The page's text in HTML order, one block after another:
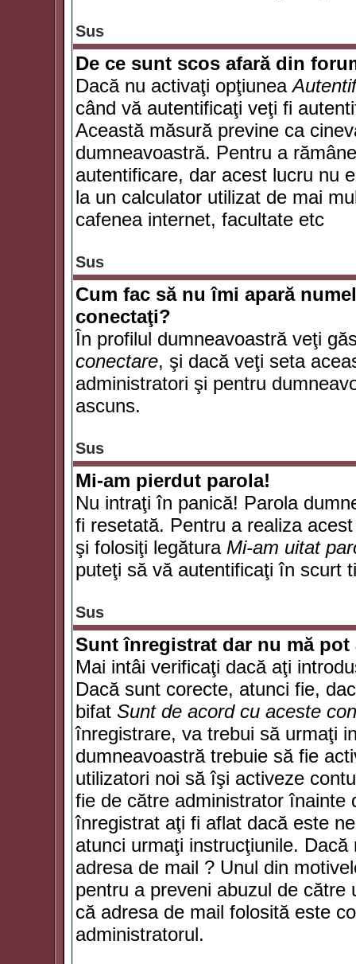
Sus
De ce sunt scos afară din
Dacă nu activaţi opţiunea
când vă autentificaţi veţi fi
Această măsură previne ca
dumneavoastră. Pentru a
autentificare, dar acest lucru nu
la un calculator utilizat de mai
cafenea internet, facultate etc
Sus
Cum fac să nu îmi apară
conectaţi?
În profilul dumneavoastră veţi
conectare, şi dacă veţi seta
administratori şi pentru
ascuns.
Sus
Mi-am pierdut parola!
Nu intraţi în panică! Parola
fi resetată. Pentru a realiza
şi folosiţi legătura Mi-am uitat
puteţi să vă autentificaţi în scurt
Sus
Sunt înregistrat dar nu mă
Mai intâi verificaţi dacă aţi
Dacă sunt corecte, atunci fie,
bifat Sunt de acord cu aceste
înregistrare, va trebui să urmaţi
dumneavoastră trebuie să fie
utilizatori noi să îşi activeze
fie de către administrator înainte
înregistrat aţi fi aflat dacă este
atunci urmaţi instrucţiunile.
adresa de mail ? Unul din
pentru a preveni abuzul de către
că adresa de mail folosită este
administratorul.